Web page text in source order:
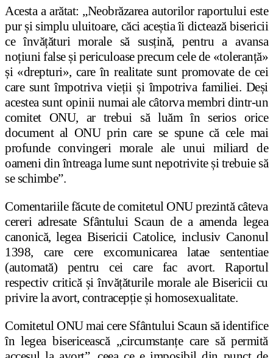
Acesta a arătat: „Neobrăzarea autorilor raportului este
pur și simplu uluitoare, căci aceștia îi dictează bisericii
ce învățături morale să susțină, pentru a avansa
noțiuni false și periculoase precum cele de «toleranță»
și «drepturi», care în realitate sunt promovate de cei
care sunt împotriva vieții și împotriva familiei. Deși
acestea sunt opinii numai ale câtorva membri dintr-un
comitet ONU, ar trebui să luăm în serios orice
document al ONU prin care se spune că cele mai
profunde convingeri morale ale unui miliard de
oameni din întreaga lume sunt nepotrivite și trebuie să
se schimbe”.
Comentariile făcute de comitetul ONU prezintă câteva
cereri adresate Sfântului Scaun de a amenda legea
canonică, legea Bisericii Catolice, inclusiv Canonul
1398, care cere excomunicarea latae sententiae
(automată) pentru cei care fac avort. Raportul
respectiv critică și învățăturile morale ale Bisericii cu
privire la avort, contracepție și homosexualitate.
Comitetul ONU mai cere Sfântului Scaun să identifice
în legea bisericească „circumstanțe care să permită